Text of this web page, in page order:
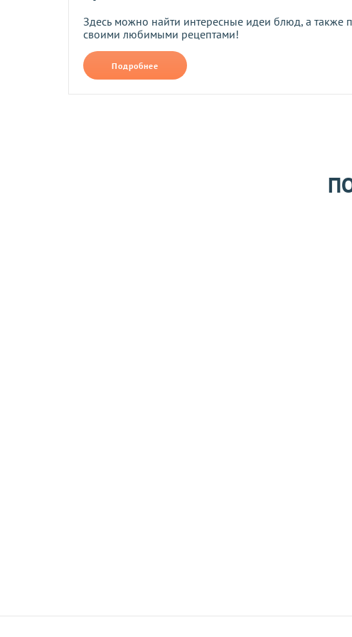
При оплате по реквизитам и через платежные системы банком
Возврат и обмен
после
надлежащего и ненадлежащего качества). Обратная доставка
заявленному в описании качеству. Деньги возвращаются тем
может отказать потребителю в обмене и возврате товаров
Здесь можно найти интересные идеи блюд, а также
своими любимыми рецептами!
Подробнее